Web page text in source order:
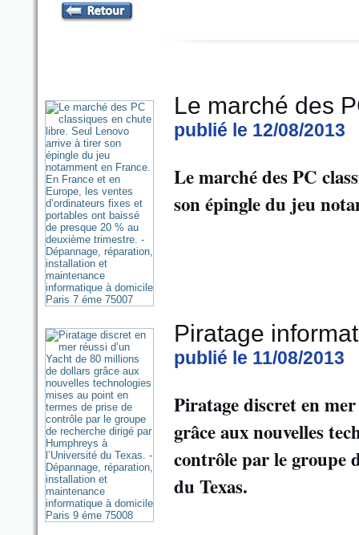
Le marché des
publié le 12/08/2013
Le marché des PC
son épingle du jeu
Piratage
publié le 11/08/2013
Piratage discret en
grâce aux nouvelles
contrôle par le groupe
du Texas.